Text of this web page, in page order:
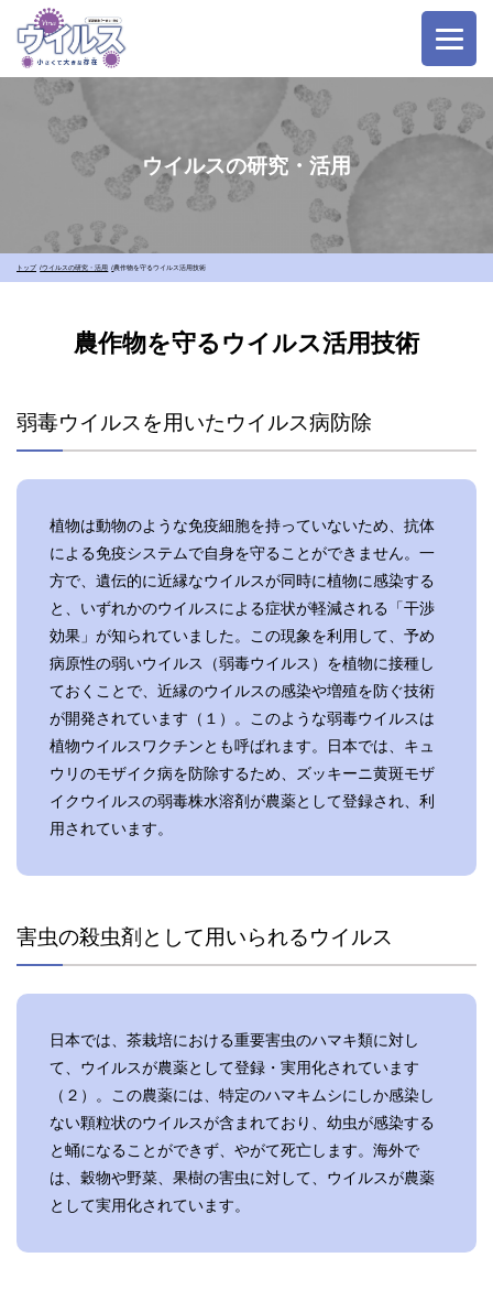
ウイルスの研究・活用
トップ ウイルスの研究・活用 農作物を守るウイルス活用技術
農作物を守るウイルス活用技術
弱毒ウイルスを用いたウイルス病防除
植物は動物のような免疫細胞を持っていないため、抗体
による免疫システムで自身を守ることができません。一
方で、遺伝的に近縁なウイルスが同時に植物に感染する
と、いずれかのウイルスによる症状が軽減される「干渉
効果」が知られていました。この現象を利用して、予め
病原性の弱いウイルス（弱毒ウイルス）を植物に接種し
ておくことで、近縁のウイルスの感染や増殖を防ぐ技術
が開発されています（１）。このような弱毒ウイルスは
植物ウイルスワクチンとも呼ばれます。日本では、キュ
ウリのモザイク病を防除するため、ズッキーニ黄斑モザ
イクウイルスの弱毒株水溶剤が農薬として登録され、利
用されています。
害虫の殺虫剤として用いられるウイルス
日本では、茶栽培における重要害虫のハマキ類に対し
て、ウイルスが農薬として登録・実用化されています
（２）。この農薬には、特定のハマキムシにしか感染し
ない顆粒状のウイルスが含まれており、幼虫が感染する
と蛹になることができず、やがて死亡します。海外で
は、穀物や野菜、果樹の害虫に対して、ウイルスが農薬
として実用化されています。